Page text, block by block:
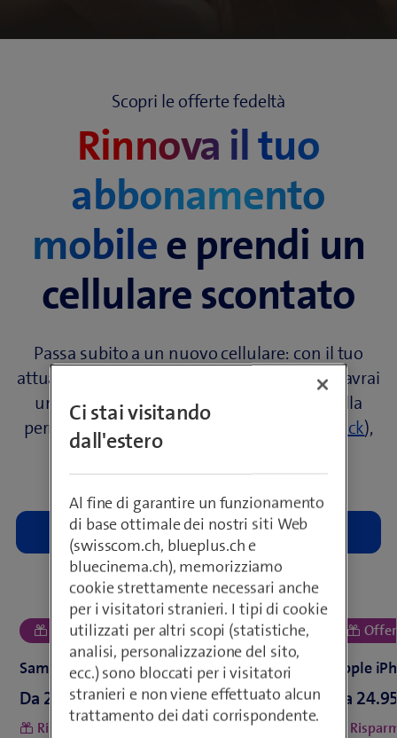
Scopri le offerte fedeltà
Rinnova il tuo
abbonamento
mobilee prendi un
cellulare scontato
Passa subito a un nuovo cellulare: con il tuo
attuale abbonamento mobile, se lo rinnovi, avrai
un interessante sconto fedeltà. Insieme alla
permuta del tuo vecchio dispositivo (
buyback),
potrai ottenere fino a 1000.– e tanti altri
vantaggi.
Da o
Risparmiate con blue Mobile L
Da
Ci stai visitando
dall'estero
Al fine di garantire un funzionamento
di base ottimale dei nostri siti Web
(swisscom.ch, blueplus.ch e
bluecinema.ch), memorizziamo
cookie strettamente necessari anche
per i visitatori stranieri. I tipi di cookie
utilizzati per altri scopi (statistiche,
analisi, personalizzazione del sito,
ecc.) sono bloccati per i visitatori
stranieri e non viene effettuato alcun
trattamento dei dati corrispondente.